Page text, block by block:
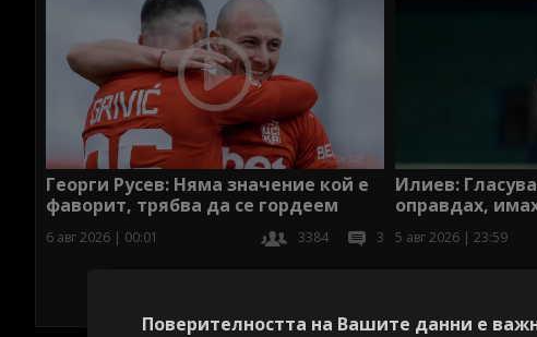
Георги Русев: Няма значение кой е
фаворит, трябва да се гордеем
6 авг 2026 | 00:01 3384 3
Илиев:
оправдах,
5 авг 2026 | 23:59
Поверителността на Вашите данни е